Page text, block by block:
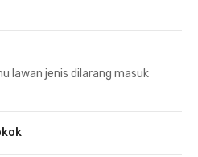
lawan jenis dilarang masuk